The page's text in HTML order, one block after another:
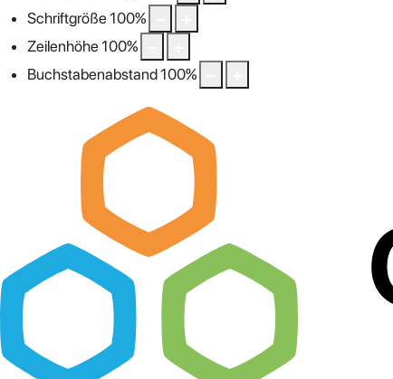
Schriftgröße100%
Zeilenhöhe100%
Buchstabenabstand100%